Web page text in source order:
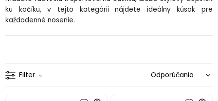
ku kočíku, v tejto kategórii nájdete ideálny kúsok pre
každodenné nosenie.
Filter